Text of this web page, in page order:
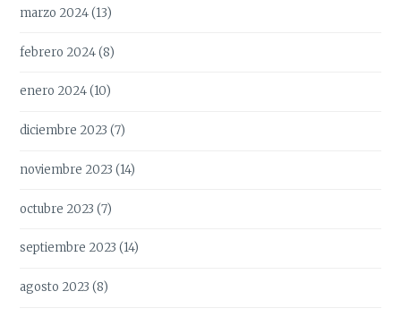
marzo 2024(13)
febrero 2024(8)
enero 2024(10)
diciembre 2023 (7)
noviembre 2023 (14)
octubre 2023 (7)
septiembre 2023 (14)
agosto 2023 (8)